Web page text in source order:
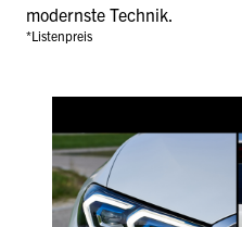
modernste Technik.
*Listenpreis